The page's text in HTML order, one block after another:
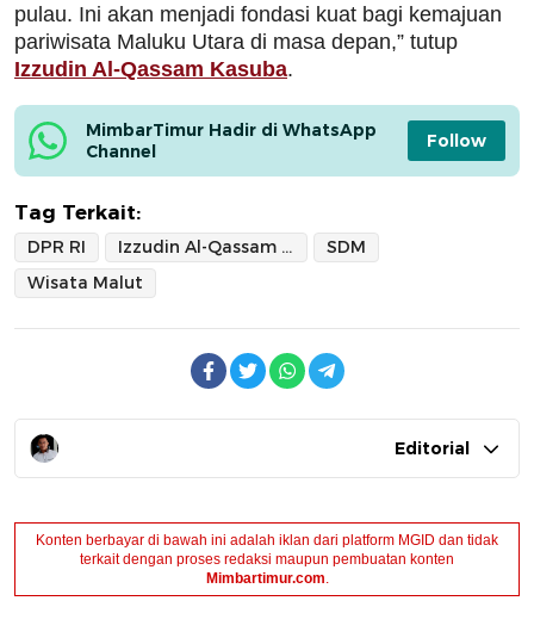
pulau. Ini akan menjadi fondasi kuat bagi kemajuan
pariwisata Maluku Utara di masa depan,” tutup
Izzudin Al-Qassam Kasuba.
MimbarTimur Hadir di WhatsApp
Channel
Follow
Tag Terkait:
DPR RI Izzudin Al-Qassam Kasuba
SDM
Wisata Malut
Editorial
Konten berbayar di bawah ini adalah iklan dari platform MGID dan tidak
terkait dengan proses redaksi maupun pembuatan konten
Mimbartimur.com